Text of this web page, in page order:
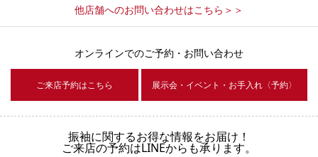
他店舗へのお問い合わせはこちら＞＞
オンラインでのご予約・お問い合わせ
ご来店予約はこちら 展示会・イベント・お手入れ〈予約〉
振袖に関するお得な情報をお届け！
ご来店の予約はLINEからも承ります。